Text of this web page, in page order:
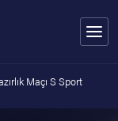
Maçı S Sport